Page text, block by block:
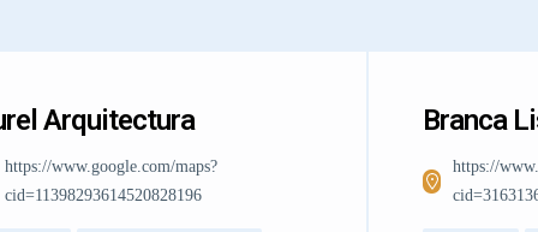
Arquitectura
https://www.google.com/maps?
cid=11398293614520828196
Branca
https://